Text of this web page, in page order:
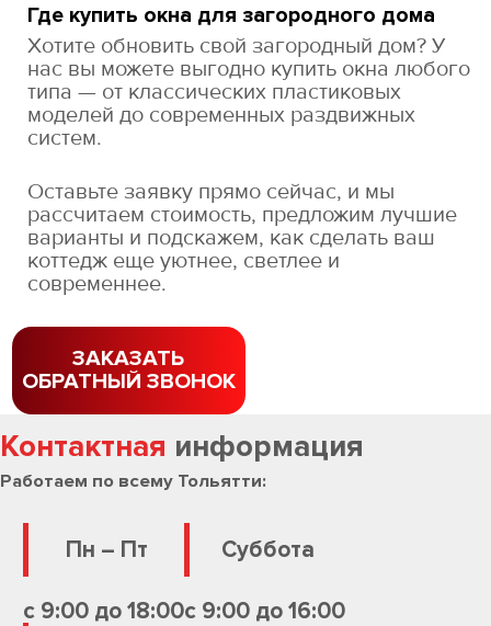
Где купить окна для загородного дома
Хотите обновить свой загородный дом? У
нас вы можете выгодно купить окна любого
типа — от классических пластиковых
моделей до современных раздвижных
систем.
Оставьте заявку прямо сейчас, и мы
рассчитаем стоимость, предложим лучшие
варианты и подскажем, как сделать ваш
коттедж еще уютнее, светлее и
современнее.
ЗАКАЗАТЬ
ОБРАТНЫЙ ЗВОНОК
Контактная информация
Работаем по всему Тольятти:
Пн – Пт
с 9:00 до 18:00
Суббота
с 9:00 до 16:00